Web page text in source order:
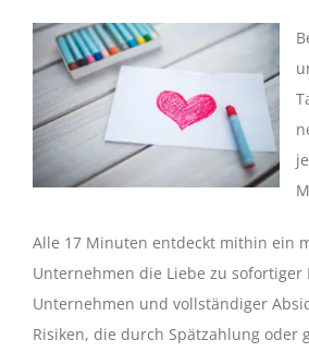
Alle 17 Minuten entdeckt mithin ein
Unternehmen die Liebe zu
Unternehmen und vollständiger
Risiken, die durch Spätzahlung oder